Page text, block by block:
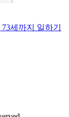
세까지 일하기